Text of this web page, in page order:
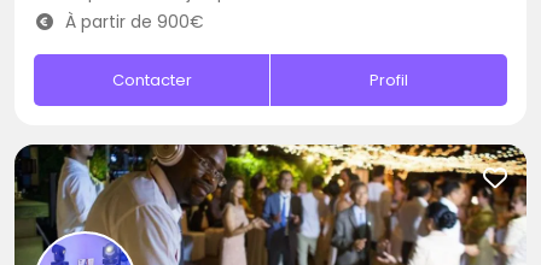
À partir de 900€
Contacter Profil